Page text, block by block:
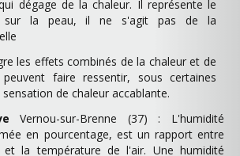
dégage de la chaleur. Il représente le
sur la peau, il ne s'agit pas de la
les effets combinés de la chaleur et de
faire ressentir, sous certaines
de chaleur accablante.
Vernou-sur-Brenne (37) : L'humidité
en pourcentage, est un rapport entre
et la température de l'air. Une humidité